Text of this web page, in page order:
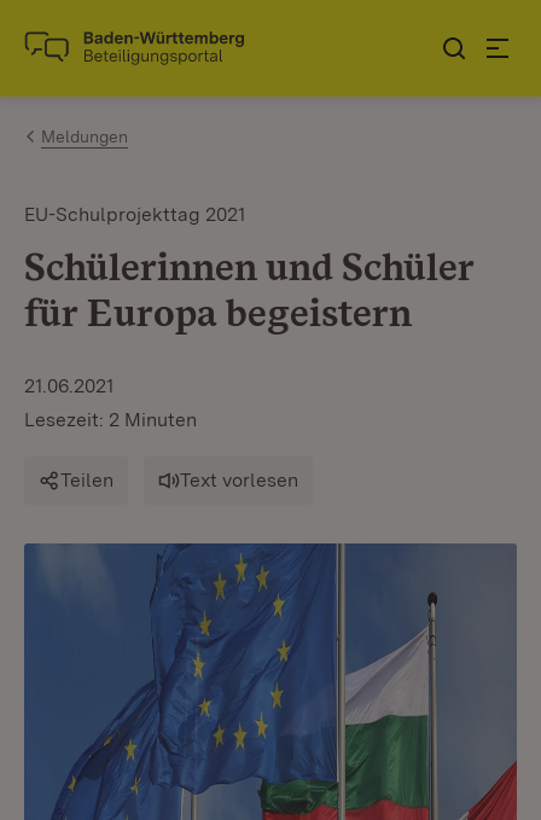
Zum Inhalt springen
Link zur Startseite
Meldungen
EU-Schulprojekttag 2021
Schülerinnen und Schüler
für Europa begeistern
21.06.2021
Lesezeit: 2 Minuten
Teilen Text vorlesen